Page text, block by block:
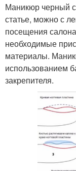
Маникюр черный
статье, можно с
посещения
необходимые
материалы.
использованием
закрепителя.